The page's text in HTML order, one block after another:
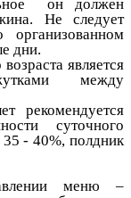
он должен
Не следует
дни.
является
между
рекомендуется
суточного
- 40%, полдник
меню –